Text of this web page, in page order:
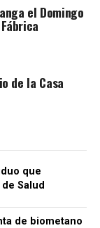
el Domingo
de la Casa
que
Salud
de biometano